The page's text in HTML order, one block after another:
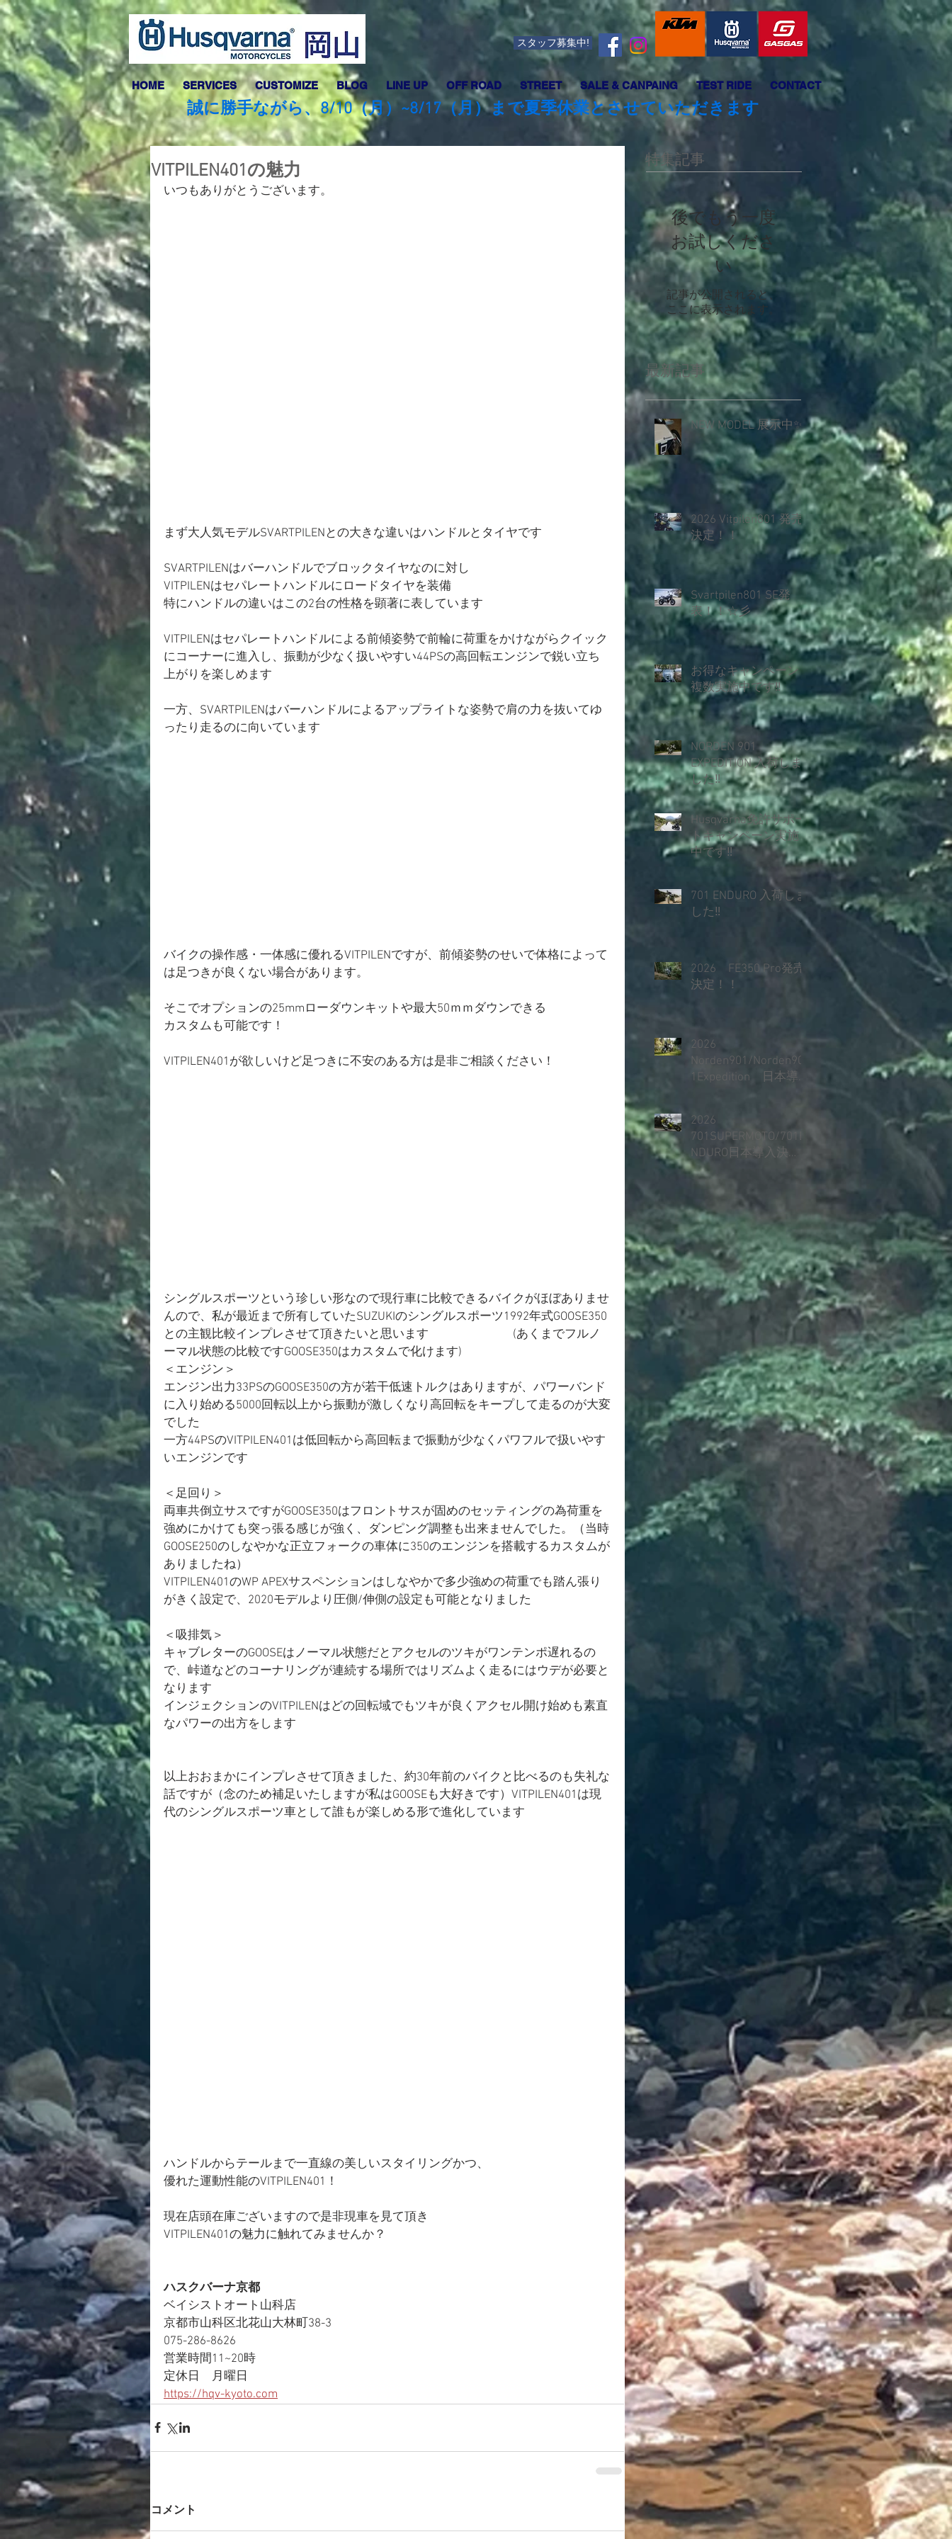
スタッフ募集中!
HOME SERVICES CUSTOMIZE BLOG LINE UP OFF ROAD STREET SALE & CANPAING TEST RIDE CONTACT
誠に勝手ながら、8/10（月）~8/17（月）まで夏季休業とさせていただきます
VITPILEN401の魅力
いつもありがとうございます。
まず大人気モデルSVARTPILENとの大きな違いはハンドルとタイヤです
SVARTPILENはバーハンドルでブロックタイヤなのに対し
VITPILENはセパレートハンドルにロードタイヤを装備
特にハンドルの違いはこの2台の性格を顕著に表しています
VITPILENはセパレートハンドルによる前傾姿勢で前輪に荷重をかけながらクイック
にコーナーに進入し、振動が少なく扱いやすい44PSの高回転エンジンで鋭い立ち
上がりを楽しめます
一方、SVARTPILENはバーハンドルによるアップライトな姿勢で肩の力を抜いてゆ
ったり走るのに向いています
バイクの操作感・一体感に優れるVITPILENですが、前傾姿勢のせいで体格によって
は足つきが良くない場合があります。
そこでオプションの25mmローダウンキットや最大50ｍｍダウンできる
カスタムも可能です！
VITPILEN401が欲しいけど足つきに不安のある方は是非ご相談ください！
シングルスポーツという珍しい形なので現行車に比較できるバイクがほぼありませ
んので、私が最近まで所有していたSUZUKIのシングルスポーツ1992年式GOOSE350
との主観比較インプレさせて頂きたいと思います　　　　　　　(あくまでフルノ
ーマル状態の比較ですGOOSE350はカスタムで化けます)
＜エンジン＞
エンジン出力33PSのGOOSE350の方が若干低速トルクはありますが、パワーバンド
に入り始める5000回転以上から振動が激しくなり高回転をキープして走るのが大変
でした
一方44PSのVITPILEN401は低回転から高回転まで振動が少なくパワフルで扱いやす
いエンジンです
＜足回り＞
両車共倒立サスですがGOOSE350はフロントサスが固めのセッティングの為荷重を
強めにかけても突っ張る感じが強く、ダンピング調整も出来ませんでした。（当時
GOOSE250のしなやかな正立フォークの車体に350のエンジンを搭載するカスタムが
ありましたね）
VITPILEN401のWP APEXサスペンションはしなやかで多少強めの荷重でも踏ん張り
がきく設定で、2020モデルより圧側/伸側の設定も可能となりました
＜吸排気＞
キャブレターのGOOSEはノーマル状態だとアクセルのツキがワンテンポ遅れるの
で、峠道などのコーナリングが連続する場所ではリズムよく走るにはウデが必要と
なります
インジェクションのVITPILENはどの回転域でもツキが良くアクセル開け始めも素直
なパワーの出方をします
以上おおまかにインプレさせて頂きました、約30年前のバイクと比べるのも失礼な
話ですが（念のため補足いたしますが私はGOOSEも大好きです）VITPILEN401は現
代のシングルスポーツ車として誰もが楽しめる形で進化しています
ハンドルからテールまで一直線の美しいスタイリングかつ、
優れた運動性能のVITPILEN401！
現在店頭在庫ございますので是非現車を見て頂き
VITPILEN401の魅力に触れてみませんか？
ハスクバーナ京都
ベイシストオート山科店
京都市山科区北花山大林町38-3
075-286-8626
営業時間11~20時
定休日　月曜日
https://hqv-kyoto.com
コメント
特集記事
後でもう一度
お試しくださ
い
記事が公開されると、
ここに表示されます。
最新記事
NEW MODEL 展示中✨️
2026 Vitpilen801 発売
決定！！
Svartpilen801 SE発
表！！☆彡
お得なキャンペーン
複数実施中です‼
NORDEN 901
EXPEDITION 入荷しま
した‼
Husqvarna免許サポー
トキャンペーン実施
中です‼
701 ENDURO 入荷しま
した‼
2026 FE350 Pro発売
決定！！
2026
Norden901/Norden90
1Expedition 日本導
2026
701SUPERMOTO/701E
NDURO日本導入決
定！！